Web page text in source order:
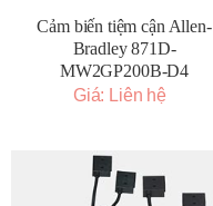
Cảm biến tiệm cận Allen-
Bradley 871D-
MW2GP200B-D4
Giá: Liên hệ